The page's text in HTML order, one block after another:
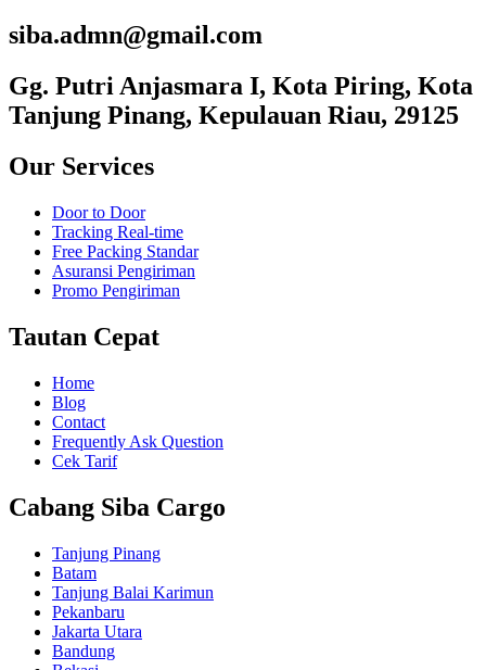
siba.admn@gmail.com
Gg. Putri Anjasmara I, Kota Piring, Kota
Tanjung Pinang, Kepulauan Riau, 29125
Our Services
Door to Door
Tracking Real-time
Free Packing Standar
Asuransi Pengiriman
Promo Pengiriman
Tautan Cepat
Home
Blog
Contact
Frequently Ask Question
Cek Tarif
Cabang Siba Cargo
Tanjung Pinang
Batam
Tanjung Balai Karimun
Pekanbaru
Jakarta Utara
Bandung